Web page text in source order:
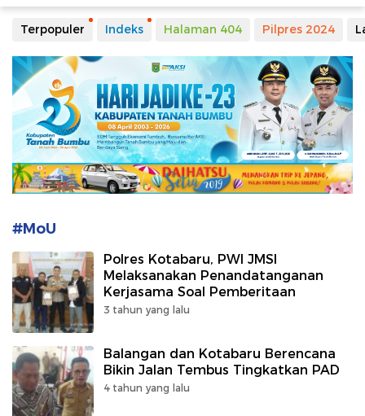
Terpopuler Indeks Halaman 404 Pilpres 2024
#MoU
Polres Kotabaru, PWI JMSI
Melaksanakan Penandatanganan
Kerjasama Soal Pemberitaan
3 tahun yang lalu
Balangan dan Kotabaru Berencana
Bikin Jalan Tembus Tingkatkan PAD
4 tahun yang lalu